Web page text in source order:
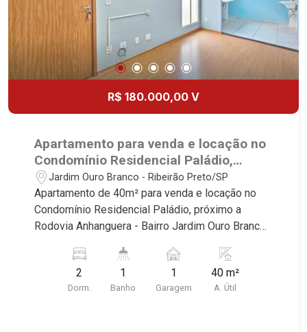
R$ 180.000,00 V
Apartamento para venda e locação no
Condomínio Residencial Paládio,
próximo a Rodovia Anhanguera -
Ribeirão Preto/SP.
Jardim Ouro Branco - Ribeirão Preto/SP
Apartamento de 40m² para venda e locação no
Condomínio Residencial Paládio, próximo a
Rodovia Anhanguera - Bairro Jardim Ouro Branco,
deste imóvel que a Martinelli Imobiliária
selecionou para você: - 40m² de área útil - 2
dormitórios - Banheiro social - Sala 2 ambientes -
2
Dorm.
1
Banho
1
Garagem
40 m²
A. Útil